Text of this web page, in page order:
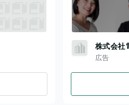
株式会社
広告